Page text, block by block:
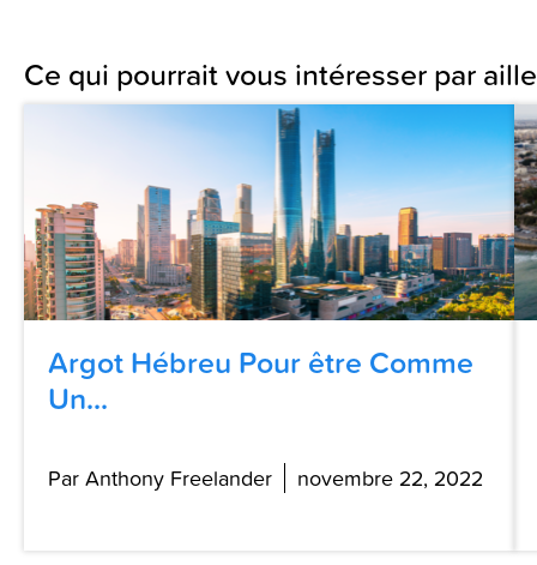
Ce qui pourrait vous intéresser par
Argot Hébreu Pour être Comme
Un...
Par Anthony Freelander novembre 22, 2022